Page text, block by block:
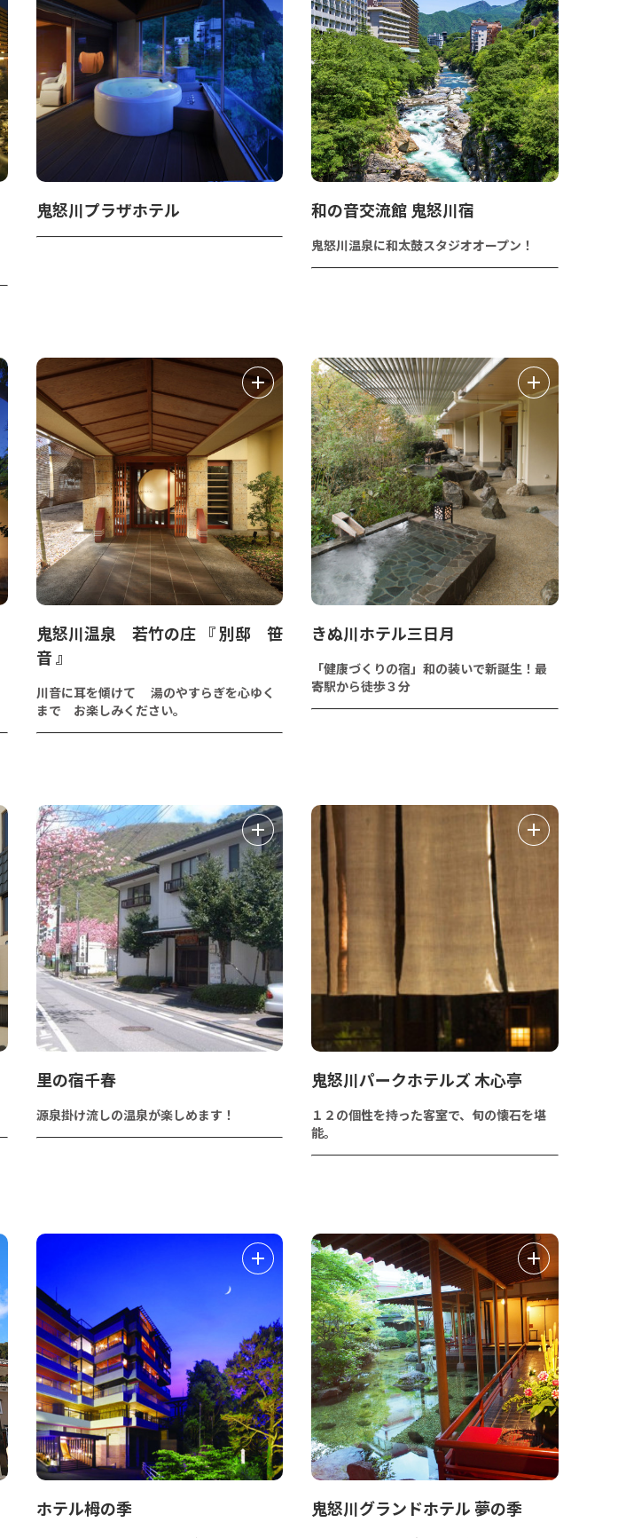
鬼怒川プラザホテル 和の音交流館 鬼怒川宿
鬼怒川温泉に和太鼓スタジオオープン！
鬼怒川温泉 若竹の庄 『 別邸 笹
音 』
川音に耳を傾けて 湯のやすらぎを心ゆく
まで お楽しみください。
きぬ川ホテル三日月
「健康づくりの宿」和の装いで新誕生！最
寄駅から徒歩３分
里の宿千春
源泉掛け流しの温泉が楽しめます！
鬼怒川パークホテルズ 木心亭
１２の個性を持った客室で、旬の懐石を堪
能。
ホテル栂の季 鬼怒川グランドホテル 夢の季